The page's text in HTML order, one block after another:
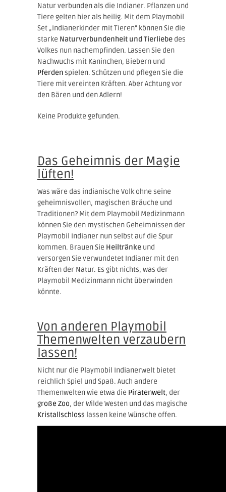
Natur verbunden als die Indianer. Pflanzen und
Tiere gelten hier als heilig. Mit dem Playmobil
Set „Indianerkinder mit Tieren“ können Sie die
starke Naturverbundenheit und Tierliebe des
Volkes nun nachempfinden. Lassen Sie den
Nachwuchs mit Kaninchen, Biebern und
Pferdenspielen. Schützen und pflegen Sie die
Tiere mit vereinten Kräften. Aber Achtung vor
den Bären und den Adlern!
Keine Produkte gefunden.
Das Geheimnis der Magie
lüften!
Was wäre das indianische Volk ohne seine
geheimnisvollen, magischen Bräuche und
Traditionen? Mit dem Playmobil Medizinmann
können Sie den mystischen Geheimnissen der
Playmobil Indianer nun selbst auf die Spur
kommen. Brauen Sie Heiltränke und
versorgen Sie verwundetet Indianer mit den
Kräften der Natur. Es gibt nichts, was der
Playmobil Medizinmann nicht überwinden
könnte.
Von anderen Playmobil
Themenwelten verzaubern
lassen!
Nicht nur die Playmobil Indianerwelt bietet
reichlich Spiel und Spaß. Auch andere
Themenwelten wie etwa die Piratenwelt, der
große Zoo, der Wilde Westen und das magische
Kristallschloss lassen keine Wünsche offen.